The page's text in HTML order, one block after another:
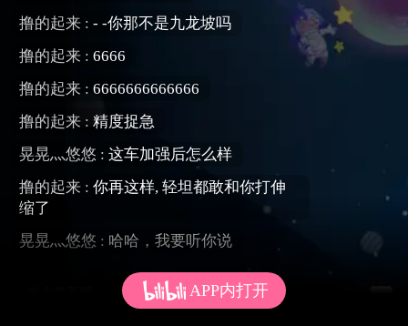
撸的起来 :- -你那不是九龙坡吗
撸的起来 :6666
撸的起来 :6666666666666
撸的起来 :精度捉急
晃晃灬悠悠 :这车加强后怎么样
撸的起来 :你再这样, 轻坦都敢和你打伸
缩了
晃晃灬悠悠 : 哈哈，我要听你说
APP内打开